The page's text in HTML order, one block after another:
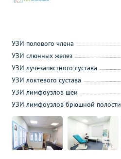
УЗИ полового члена
УЗИ слюнных желез
УЗИ лучезапястного сустава
УЗИ локтевого сустава
УЗИ лимфоузлов шеи
УЗИ лимфоузлов брюшной полости